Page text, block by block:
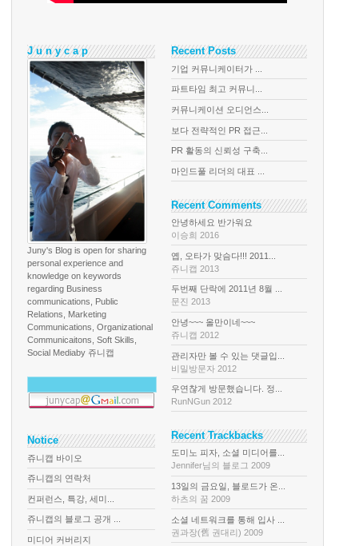
J u n y c a p
Juny's Blog is open for sharing
personal experience and
knowledge on keywords
regarding Business
communications, Public
Relations, Marketing
Communications, Organizational
Communicaitons, Soft Skills,
Social Mediaby 쥬니캡
Notice
쥬니캡 바이오
쥬니캡의 연락처
컨퍼런스, 특강, 세미...
쥬니캡의 블로그 공개 ...
미디어 커버리지
Recent Posts
기업 커뮤니케이터가 ...
파트타임 최고 커뮤니...
커뮤니케이션 오디언스...
보다 전략적인 PR 접근...
PR 활동의 신뢰성 구축...
마인드풀 리더의 대표 ...
Recent Comments
안녕하세요 반가워요
이승희 2016
옙, 오타가 맞슴다!!! 2011...
쥬니캡 2013
두번째 단락에 2011년 8월 ...
문진 2013
안녕~~~ 올만이네~~~
쥬니캡 2012
관리자만 볼 수 있는 댓글입...
비밀방문자 2012
우연찮게 방문했습니다. 정...
RunNGun 2012
Recent Trackbacks
도미노 피자, 소셜 미디어를...
Jennifer님의 블로그 2009
13일의 금요일, 블로드가 온...
하츠의 꿈 2009
소셜 네트워크를 통해 입사 ...
권과장(舊 권대리) 2009